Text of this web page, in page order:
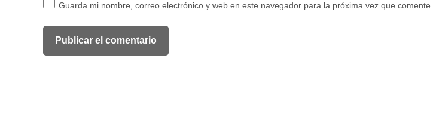
Guarda mi nombre, correo electrónico y web en este navegador para la próxima vez que comente.